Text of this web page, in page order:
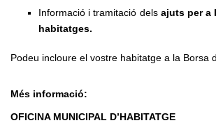
Informació i tramitació dels ajuts per a
habitatges.
Podeu incloure el vostre habitatge a la Borsa
Més informació:
OFICINA MUNICIPAL D’HABITATGE